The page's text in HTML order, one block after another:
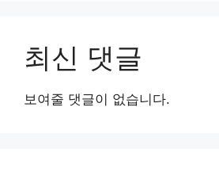
최신 댓글
보여줄 댓글이 없습니다.